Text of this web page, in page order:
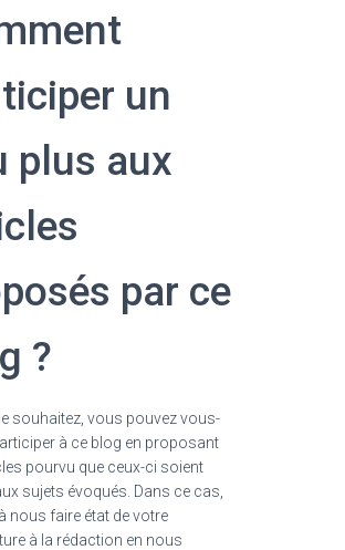
un
plus aux
par ce
?
souhaitez, vous pouvez vous-
à ce blog en proposant
pourvu que ceux-ci soient
sujets évoqués. Dans ce cas,
nous faire état de votre
à la rédaction en nous